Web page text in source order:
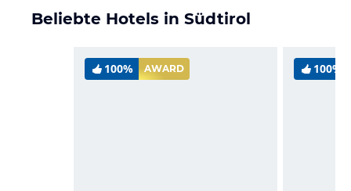
Beliebte Hotels in Südtirol
100% AWARD 100%